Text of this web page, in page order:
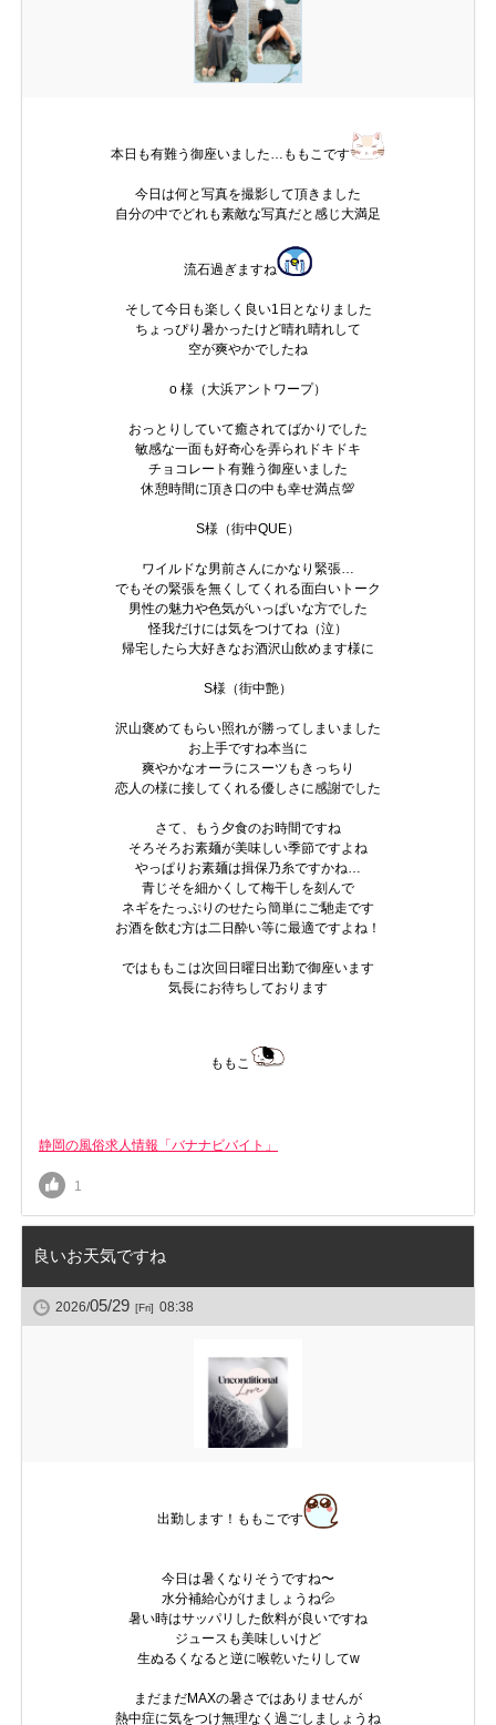
本日も有難う御座いました…ももこです
今日は何と写真を撮影して頂きました
自分の中でどれも素敵な写真だと感じ大満足
流石過ぎますね
そして今日も楽しく良い1日となりました
ちょっぴり暑かったけど晴れ晴れして
空が爽やかでしたね
o 様（大浜アントワープ）
おっとりしていて癒されてばかりでした
敏感な一面も好奇心を弄られドキドキ
チョコレート有難う御座いました
休憩時間に頂き口の中も幸せ満点💯
S様（街中QUE）
ワイルドな男前さんにかなり緊張…
でもその緊張を無くしてくれる面白いトーク
男性の魅力や色気がいっぱいな方でした
怪我だけには気をつけてね（泣）
帰宅したら大好きなお酒沢山飲めます様に
S様（街中艶）
沢山褒めてもらい照れが勝ってしまいました
お上手ですね本当に
爽やかなオーラにスーツもきっちり
恋人の様に接してくれる優しさに感謝でした
さて、もう夕食のお時間ですね
そろそろお素麺が美味しい季節ですよね
やっぱりお素麺は揖保乃糸ですかね…
青じそを細かくして梅干しを刻んで
ネギをたっぷりのせたら簡単にご馳走です
お酒を飲む方は二日酔い等に最適ですよね！
ではももこは次回日曜日出勤で御座います
気長にお待ちしております
ももこ
静岡の風俗求人情報「バナナビバイト」
1
良いお天気ですね
2026/05/29 [Fri] 08:38
出勤します！ももこです
今日は暑くなりそうですね〜
水分補給心がけましょうね💦
暑い時はサッパリした飲料が良いですね
ジュースも美味しいけど
生ぬるくなると逆に喉乾いたりしてw
まだまだMAXの暑さではありませんが
熱中症に気をつけ無理なく過ごしましょうね